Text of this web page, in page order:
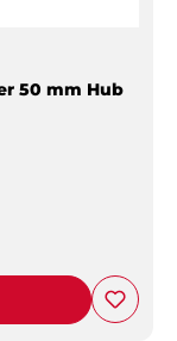
DESCHNER Cushioneer Stossdämpfer 50 mm Hub